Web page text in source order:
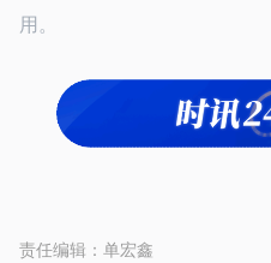
用。
责任编辑： 单宏鑫